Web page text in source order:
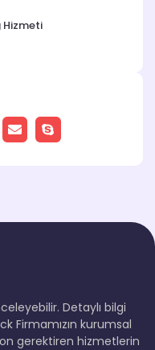
Detaylı bilgi
Firmamızın kurumsal
gerektiren hizmetlerin